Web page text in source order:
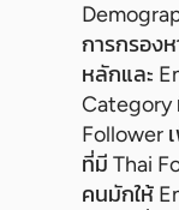
การกรอง
หลักและ
Category
Follower
ที่มี Thai
คนมักให้